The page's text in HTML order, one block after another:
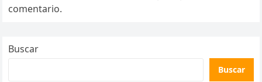
comentario.
Buscar
Buscar